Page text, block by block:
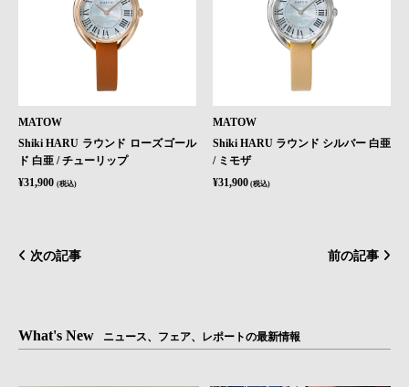
MATOW
Shiki HARU ラウンド ローズゴール
ド 白亜 / チューリップ
¥31,900 (税込)
MATOW
Shiki HARU ラウンド シルバー 白亜
/ ミモザ
¥31,900 (税込)
次の記事 前の記事
What's New ニュース、フェア、レポートの最新情報